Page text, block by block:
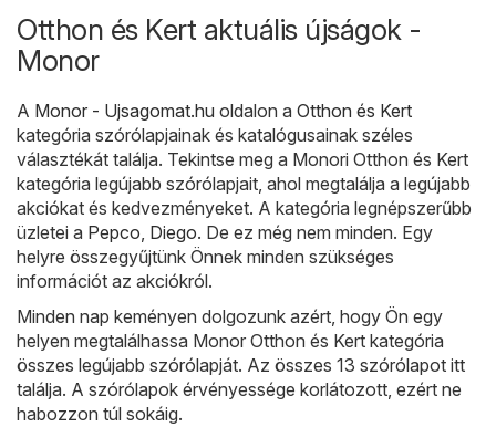
Otthon és Kert aktuális újságok -
Monor
A Monor - Ujsagomat.hu oldalon a Otthon és Kert
kategória szórólapjainak és katalógusainak széles
választékát találja. Tekintse meg a Monori Otthon és Kert
kategória legújabb szórólapjait, ahol megtalálja a legújabb
akciókat és kedvezményeket. A kategória legnépszerűbb
üzletei a Pepco, Diego. De ez még nem minden. Egy
helyre összegyűjtünk Önnek minden szükséges
információt az akciókról.
Minden nap keményen dolgozunk azért, hogy Ön egy
helyen megtalálhassa Monor Otthon és Kert kategória
összes legújabb szórólapját. Az összes 13 szórólapot itt
találja. A szórólapok érvényessége korlátozott, ezért ne
habozzon túl sokáig.